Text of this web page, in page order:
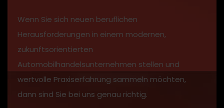
Wenn Sie sich neuen beruflichen
Herausforderungen in einem modernen,
zukunftsorientierten
Automobilhandelsunternehmen stellen und
wertvolle Praxiserfahrung sammeln möchten,
dann sind Sie bei uns genau richtig.